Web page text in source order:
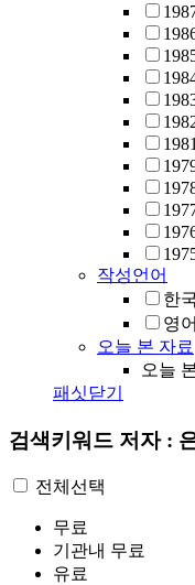
1981
작성언어
한
영어
오늘 본 자료
오늘
패싯닫기
검색키워드 저자 :
전체선택
무료
기관내 무료
유료